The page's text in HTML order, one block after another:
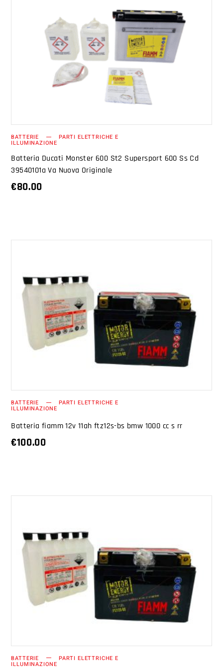
AGGIUNGI AL CARRELLO
BATTERIE PARTI ELETTRICHE E
ILLUMINAZIONE
Batteria Ducati Monster 600 St2 Supersport 600 Ss Cd
39540101a Va Nuova Originale
€80.00
AGGIUNGI AL CARRELLO
BATTERIE PARTI ELETTRICHE E
ILLUMINAZIONE
Batteria fiamm 12v 11ah ftz12s-bs bmw 1000 cc s rr
€100.00
AGGIUNGI AL CARRELLO
BATTERIE PARTI ELETTRICHE E
ILLUMINAZIONE